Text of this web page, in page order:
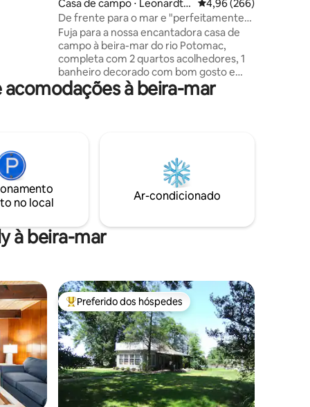
além
Casa de campo ⋅ Leonardto
wn
4,96 de uma avaliação
4,96 (266)
De frente para o mar e "perfeitamente
localizado"
Fuja para a nossa encantadora casa de
campo à beira-mar do rio Potomac,
completa com 2 quartos acolhedores, 1
banheiro decorado com bom gosto e
vistas deslumbrantes para o rio. Desfrute
de uma área de estar confortável com
tranquilo, nosso chalé está
convenientemente localizado a uma
curta distância de carro de restaurantes
e lojas locais. Venha relaxar, descontrair e
Potomac.
à beira-mar
no local
Ar-condicionado
à beira-mar
Entre os melhores preferidos dos hóspedes
Preferido dos hóspedes